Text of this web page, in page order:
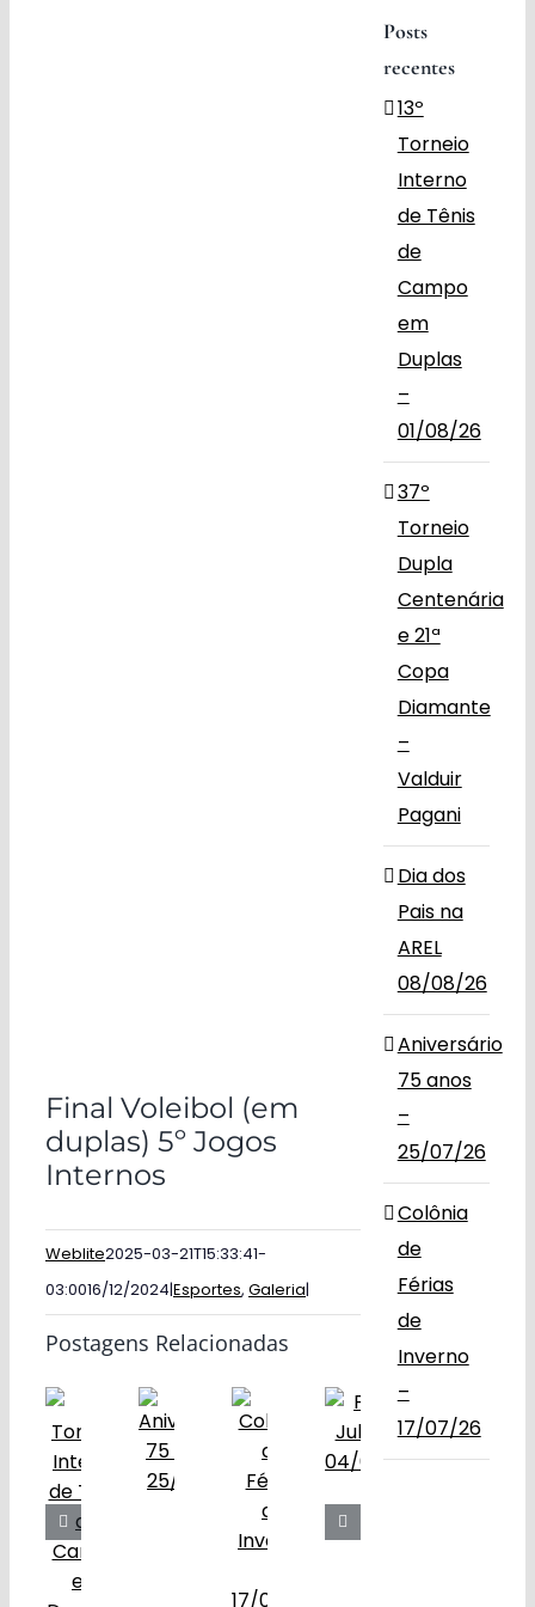
Final Voleibol (em
duplas) 5º Jogos
Internos
Weblite2025-03-21T15:33:41-
03:0016/12/2024|Esportes, Galeria|
Postagens Relacionadas
Posts
recentes
13º
Torneio
Interno
de Tênis
de
Campo
em
Duplas
–
01/08/26
37º
Torneio
Dupla
Centenária
e 21ª
Copa
Diamante
–
Valduir
Pagani
Dia dos
Pais na
AREL
08/08/26
Aniversário
75 anos
–
25/07/26
Colônia
de
Férias
de
Inverno
–
17/07/26